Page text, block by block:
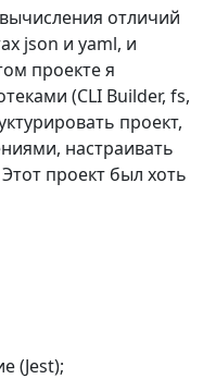
отличий
json и yaml, и
проекте я
(CLI Builder, fs,
проект,
настраивать
проект был хоть
(Jest);